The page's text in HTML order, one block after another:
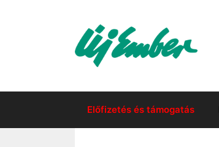
Előfizetés és támogatás